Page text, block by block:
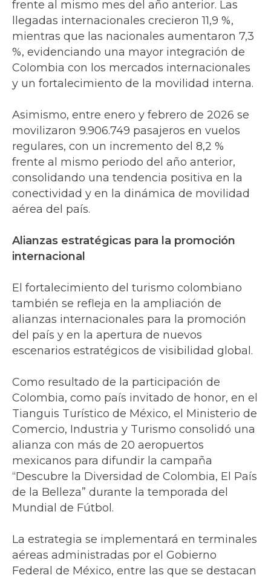
frente al mismo mes del año anterior. Las
llegadas internacionales crecieron 11,9 %,
mientras que las nacionales aumentaron 7,3
%, evidenciando una mayor integración de
Colombia con los mercados internacionales
y un fortalecimiento de la movilidad interna.
Asimismo, entre enero y febrero de 2026 se
movilizaron 9.906.749 pasajeros en vuelos
regulares, con un incremento del 8,2 %
frente al mismo periodo del año anterior,
consolidando una tendencia positiva en la
conectividad y en la dinámica de movilidad
aérea del país.
Alianzas estratégicas para la promoción
internacional
El fortalecimiento del turismo colombiano
también se refleja en la ampliación de
alianzas internacionales para la promoción
del país y en la apertura de nuevos
escenarios estratégicos de visibilidad global.
Como resultado de la participación de
Colombia, como país invitado de honor, en el
Tianguis Turístico de México, el Ministerio de
Comercio, Industria y Turismo consolidó una
alianza con más de 20 aeropuertos
mexicanos para difundir la campaña
“Descubre la Diversidad de Colombia, El País
de la Belleza” durante la temporada del
Mundial de Fútbol.
La estrategia se implementará en terminales
aéreas administradas por el Gobierno
Federal de México, entre las que se destacan